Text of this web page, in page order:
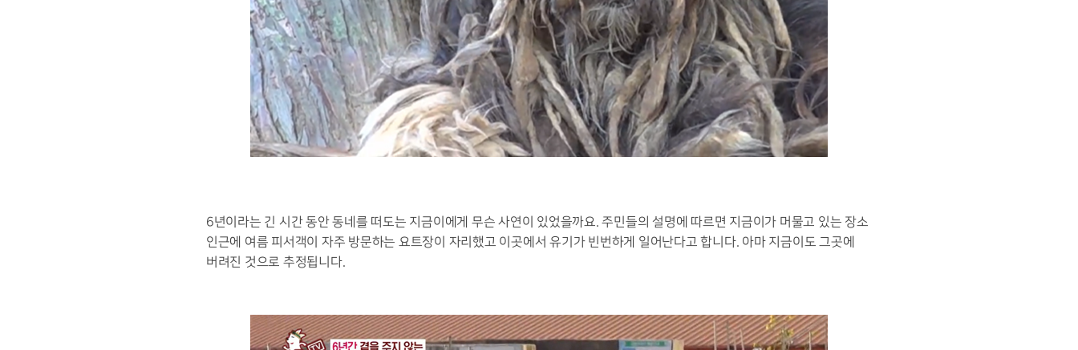
6년이라는 긴 시간 동안 동네를 떠도는 지금이에게 무슨 사연이 있었을까요.주민들의 설명에 따르면 지금이가 머물고 있는 장소
인근에 여름 피서객이 자주 방문하는 요트장이 자리했고 이곳에서 유기가 빈번하게 일어난다고 합니다. 아마 지금이도 그곳에
버려진 것으로 추정됩니다.